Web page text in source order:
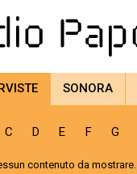
SONORA
C D E F G
contenuto da mostrare.